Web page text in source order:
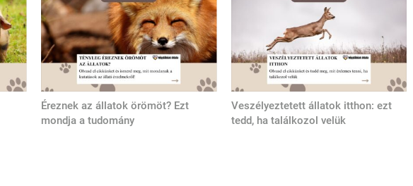
Éreznek az állatok örömöt? Ezt
mondja a tudomány
Veszélyeztetett állatok itthon: ezt
tedd, ha találkozol velük